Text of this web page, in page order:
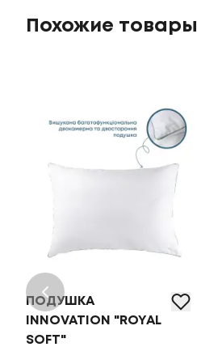
Похожие товары
ПОДУШКА
INNOVATION "ROYAL
SOFT"